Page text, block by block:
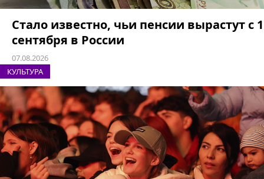
Стало известно, чьи пенсии вырастут с 1
сентября в России
07.08.2026
КУЛЬТУРА